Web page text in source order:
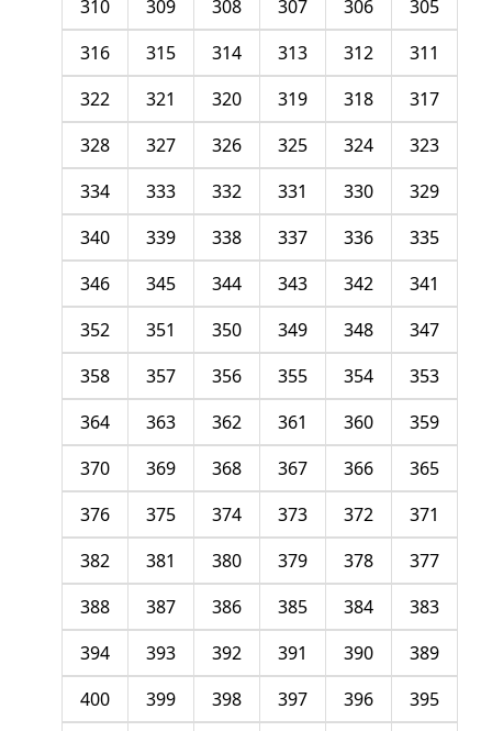
305
306
307
308
309
310
311
312
313
314
315
316
317
318
319
320
321
322
323
324
325
326
327
328
329
330
331
332
333
334
335
336
337
338
339
340
341
342
343
344
345
346
347
348
349
350
351
352
353
354
355
356
357
358
359
360
361
362
363
364
365
366
367
368
369
370
371
372
373
374
375
376
377
378
379
380
381
382
383
384
385
386
387
388
389
390
391
392
393
394
395
396
397
398
399
400